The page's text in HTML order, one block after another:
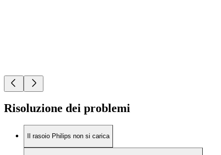
Risoluzione dei problemi
Il rasoio Philips non si carica